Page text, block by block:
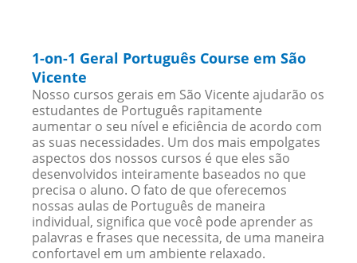
1-on-1 Geral Português Course em São
Vicente
Nosso cursos gerais em São Vicente ajudarão os
estudantes de Português rapitamente
aumentar o seu nível e eficiência de acordo com
as suas necessidades. Um dos mais empolgates
aspectos dos nossos cursos é que eles são
desenvolvidos inteiramente baseados no que
precisa o aluno. O fato de que oferecemos
nossas aulas de Português de maneira
individual, significa que você pode aprender as
palavras e frases que necessita, de uma maneira
confortavel em um ambiente relaxado.